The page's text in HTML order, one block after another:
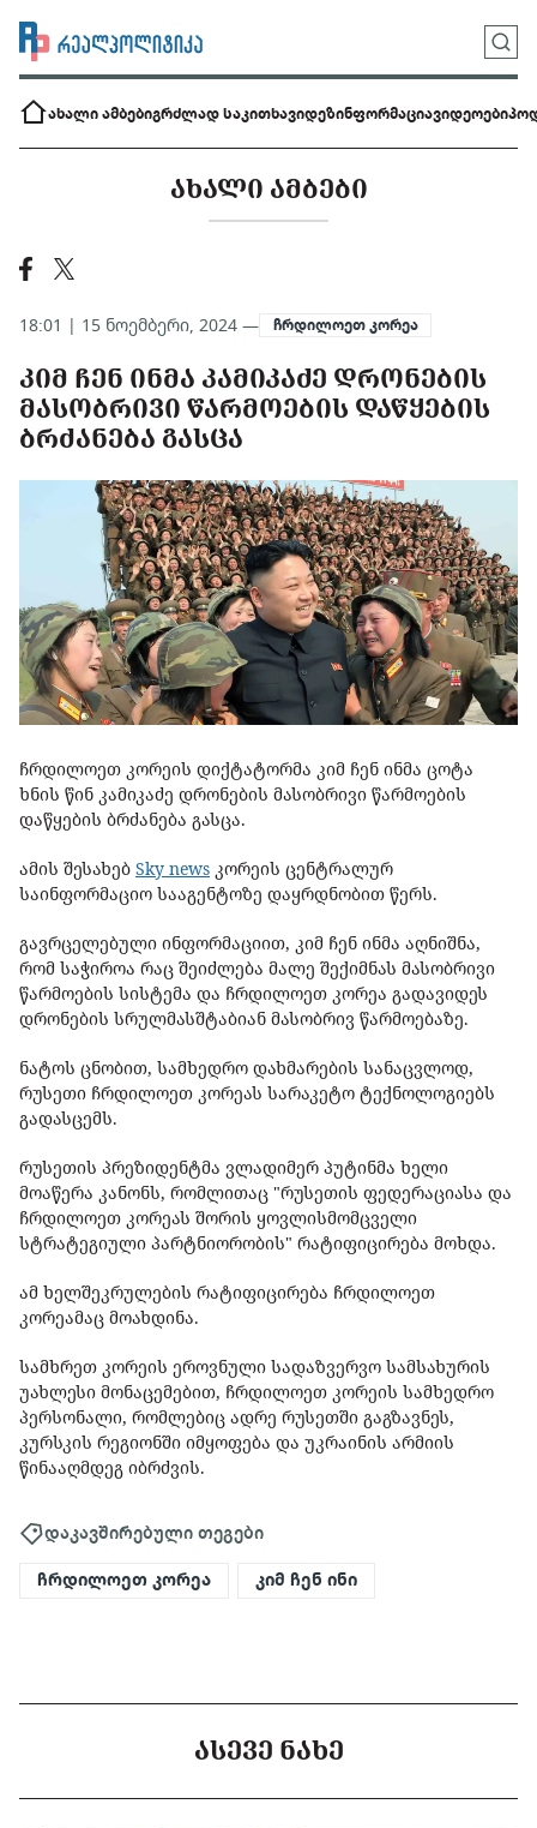
ახალი ამბებიგრძლად საკითხავიდეზინფორმაციავიდეოები
ᲐᲮᲐᲚᲘ ᲐᲛᲑᲔᲑᲘ
18:01 | 15 ნოემბერი, 2024 — ჩრდილოეთ კორეა
ᲙᲘᲛ ᲩᲔᲜ ᲘᲜᲛᲐ ᲙᲐᲛᲘᲙᲐᲫᲔ ᲓᲠᲝᲜᲔᲑᲘᲡ
ᲛᲐᲡᲝᲑᲠᲘᲕᲘ ᲬᲐᲠᲛᲝᲔᲑᲘᲡ ᲓᲐᲬᲧᲔᲑᲘᲡ
ᲑᲠᲫᲐᲜᲔᲑᲐ ᲒᲐᲡᲪᲐ
ჩრდილოეთ კორეის დიქტატორმა კიმ ჩენ ინმა ცოტა
ხნის წინ კამიკაძე დრონების მასობრივი წარმოების
დაწყების ბრძანება გასცა.
ამის შესახებ Sky news კორეის ცენტრალურ
საინფორმაციო სააგენტოზე დაყრდნობით წერს.
გავრცელებული ინფორმაციით, კიმ ჩენ ინმა აღნიშნა,
რომ საჭიროა რაც შეიძლება მალე შექიმნას მასობრივი
წარმოების სისტემა და ჩრდილოეთ კორეა გადავიდეს
დრონების სრულმასშტაბიან მასობრივ წარმოებაზე.
ნატოს ცნობით, სამხედრო დახმარების სანაცვლოდ,
რუსეთი ჩრდილოეთ კორეას სარაკეტო ტექნოლოგიებს
გადასცემს.
რუსეთის პრეზიდენტმა ვლადიმერ პუტინმა ხელი
მოაწერა კანონს, რომლითაც "რუსეთის ფედერაციასა და
ჩრდილოეთ კორეას შორის ყოვლისმომცველი
სტრატეგიული პარტნიორობის" რატიფიცირება მოხდა.
ამ ხელშეკრულების რატიფიცირება ჩრდილოეთ
კორეამაც მოახდინა.
სამხრეთ კორეის ეროვნული სადაზვერვო სამსახურის
უახლესი მონაცემებით, ჩრდილოეთ კორეის სამხედრო
პერსონალი, რომლებიც ადრე რუსეთში გაგზავნეს,
კურსკის რეგიონში იმყოფება და უკრაინის არმიის
წინააღმდეგ იბრძვის.
დაკავშირებული თეგები
ჩრდილოეთ კორეა კიმ ჩენ ინი
ᲐᲡᲔᲕᲔ ᲜᲐᲮᲔ